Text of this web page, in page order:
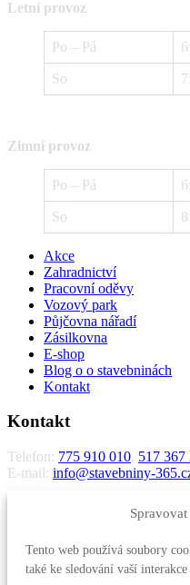
Tento web používá soubory
také ke sledování vaší
Letní provoz
Po – Pá
So
Zimní provoz
Po – Pá
So
Akce
Zahradnictví
Pracovní oděvy
Vozový park
Půjčovna nářadí
Zásilkovna
E-shop
Blog o o stavebninách
Kontakt
Kontakt
Telefon: 775 910 010, 517 367
E-mail: info@stavebniny-
IČO:28326652